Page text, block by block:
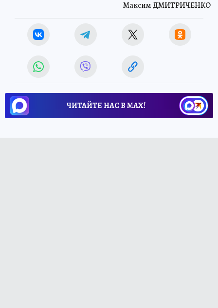
Максим ДМИТРИЧЕНКО
ЧИТАЙТЕ НАС В МАХ!